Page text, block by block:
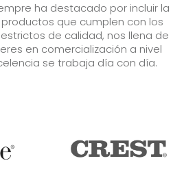
ha destacado por incluir la
que cumplen con los
de calidad, nos llena de
en comercialización a nivel
se trabaja día con día.